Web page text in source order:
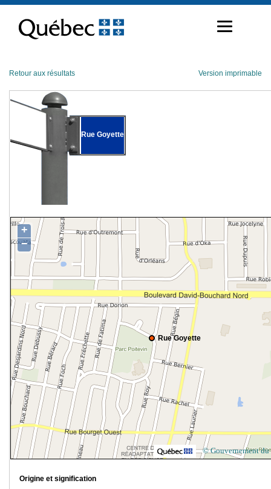
contenu
Retour aux résultats Version imprimable
Rue Goyette
Rue Goyette
+
−
© Gouvernement du
Origine et signification